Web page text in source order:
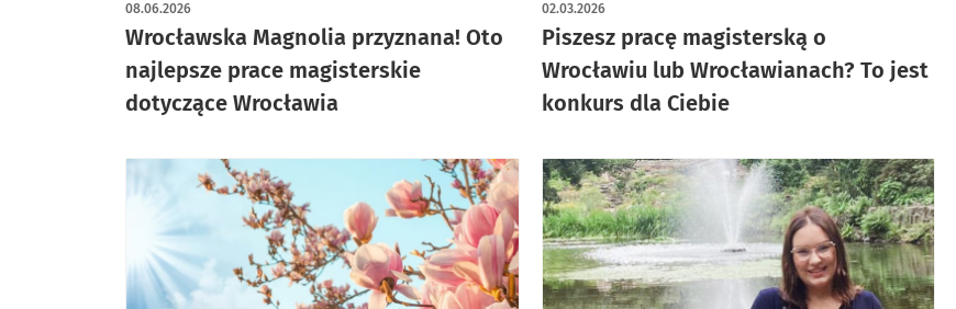
Wrocławska Magnolia przyznana! Oto
najlepsze prace magisterskie
dotyczące Wrocławia
08.06.2026
Piszesz pracę magisterską o
Wrocławiu lub Wrocławianach? To jest
konkurs dla Ciebie
02.03.2026